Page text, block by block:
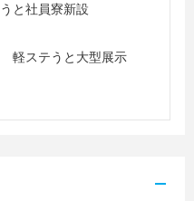
と社員寮新設
軽ステうと大型展示